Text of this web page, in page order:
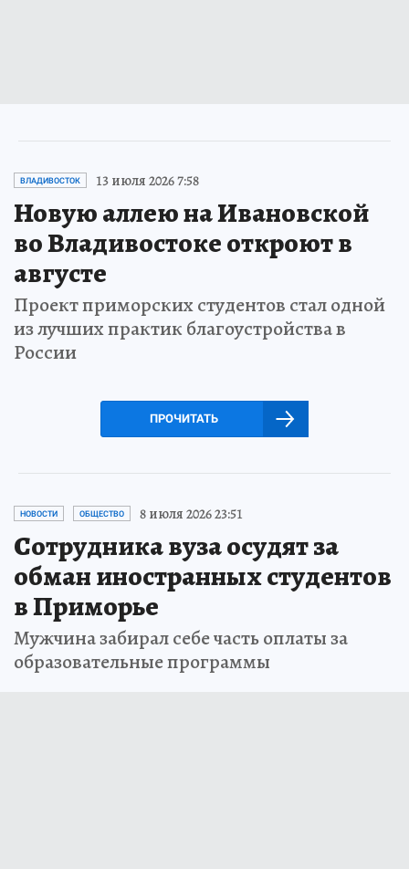
ВЛАДИВОСТОК 13 июля 2026 7:58
Новую аллею на Ивановской
во Владивостоке откроют в
августе
Проект приморских студентов стал одной
из лучших практик благоустройства в
России
ПРОЧИТАТЬ
НОВОСТИ ОБЩЕСТВО 8 июля 2026 23:51
Сотрудника вуза осудят за
обман иностранных студентов
в Приморье
Мужчина забирал себе часть оплаты за
образовательные программы